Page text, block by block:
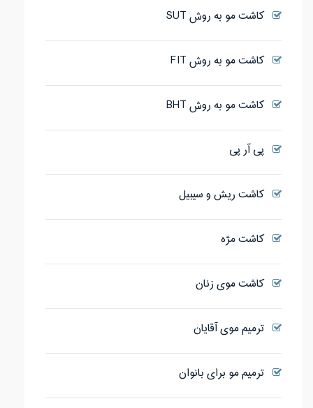
کاشت مو به روش SUT
کاشت مو به روش FIT
کاشت مو به روش BHT
پی آر پی
کاشت ریش و سیبیل
کاشت مژه
کاشت موی زنان
ترمیم موی آقایان
ترمیم مو برای بانوان